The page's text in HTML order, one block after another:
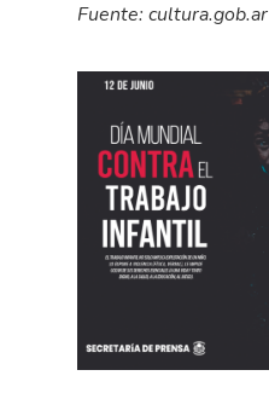
Fuente: cultura.gob.ar